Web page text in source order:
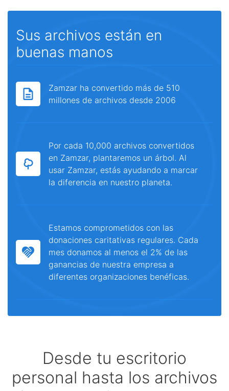
Sus archivos están en
buenas manos
Zamzar ha convertido más de 510
millones de archivos desde 2006
Por cada 10,000 archivos convertidos
en Zamzar, plantaremos un árbol. Al
usar Zamzar, estás ayudando a marcar
la diferencia en nuestro planeta.
Estamos comprometidos con las
donaciones caritativas regulares. Cada
mes donamos al menos el 2% de las
ganancias de nuestra empresa a
diferentes organizaciones benéficas.
Desde tu escritorio
personal hasta los archivos